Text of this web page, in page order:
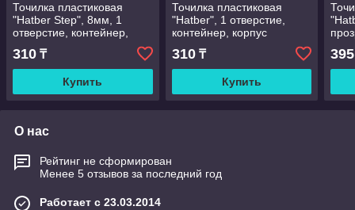
Точилка пластиковая
"Hatber Step", 8мм, 1
отверстие, контейнер,
форма туфли, розовый
корпус, с блёстки
310 ₸
Купить
Точилка пластиковая
"Hatber", 1 отверстие,
контейнер, корпус
ассорти, в блистере
310₸
Купить
395
О нас
Рейтинг не сформирован
Менее 5 отзывов за последний год
Работает с 23.03.2014